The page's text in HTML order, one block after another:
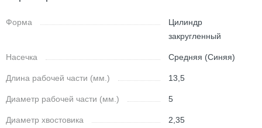
Форма
Цилиндр
закругленный
Насечка Средняя (Синяя)
Длина рабочей части (мм.) 13,5
Диаметр рабочей части (мм.) 5
Диаметр хвостовика 2,35